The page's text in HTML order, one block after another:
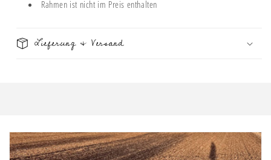
Rahmen ist nicht im Preis enthalten
Lieferung & Versand